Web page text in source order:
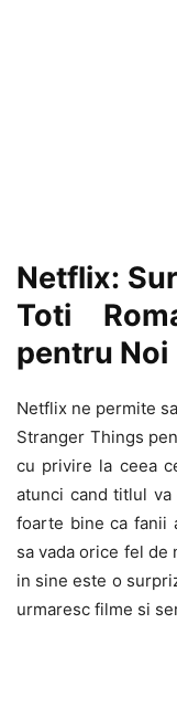
Netflix:
Toti
pentru Noi
Netflix ne permite
Stranger Things
cu privire la ceea
atunci cand titlul
foarte bine ca fanii
sa vada orice fel de
in sine este o
urmaresc filme si